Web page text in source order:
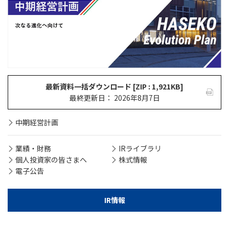
最新資料一括ダウンロード [ZIP : 1,921KB]
最終更新日： 2026年8月7日
中期経営計画
業績・財務
IRライブラリ
個人投資家の皆さまへ
株式情報
電子公告
IR情報